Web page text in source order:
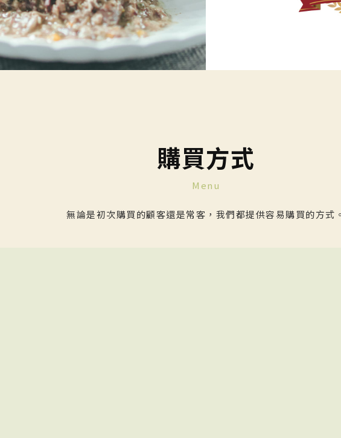
購買方式
Menu
無論是初次購買的顧客還是常客，我們都提供容易購買的方式